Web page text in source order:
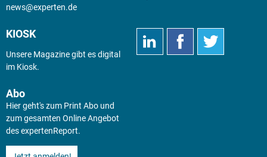
news@experten.de
KIOSK
Unsere Magazine gibt es digital
im Kiosk.
Abo
Hier geht's zum Print Abo und
zum gesamten Online Angebot
des expertenReport.